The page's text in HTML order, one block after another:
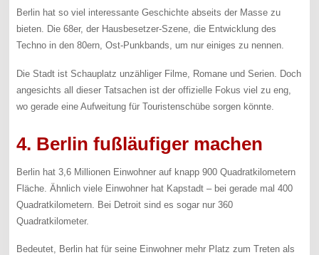
Berlin hat so viel interessante Geschichte abseits der Masse zu
bieten. Die 68er, der Hausbesetzer-Szene, die Entwicklung des
Techno in den 80ern, Ost-Punkbands, um nur einiges zu nennen.
Die Stadt ist Schauplatz unzähliger Filme, Romane und Serien. Doch
angesichts all dieser Tatsachen ist der offizielle Fokus viel zu eng,
wo gerade eine Aufweitung für Touristenschübe sorgen könnte.
4. Berlin fußläufiger machen
Berlin hat 3,6 Millionen Einwohner auf knapp 900 Quadratkilometern
Fläche. Ähnlich viele Einwohner hat Kapstadt – bei gerade mal 400
Quadratkilometern. Bei Detroit sind es sogar nur 360
Quadratkilometer.
Bedeutet, Berlin hat für seine Einwohner mehr Platz zum Treten als